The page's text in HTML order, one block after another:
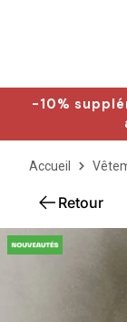
-10%
Accueil
Retour